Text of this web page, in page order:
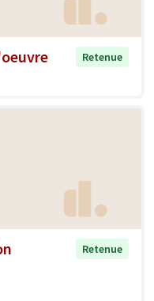
Retenue
Retenue